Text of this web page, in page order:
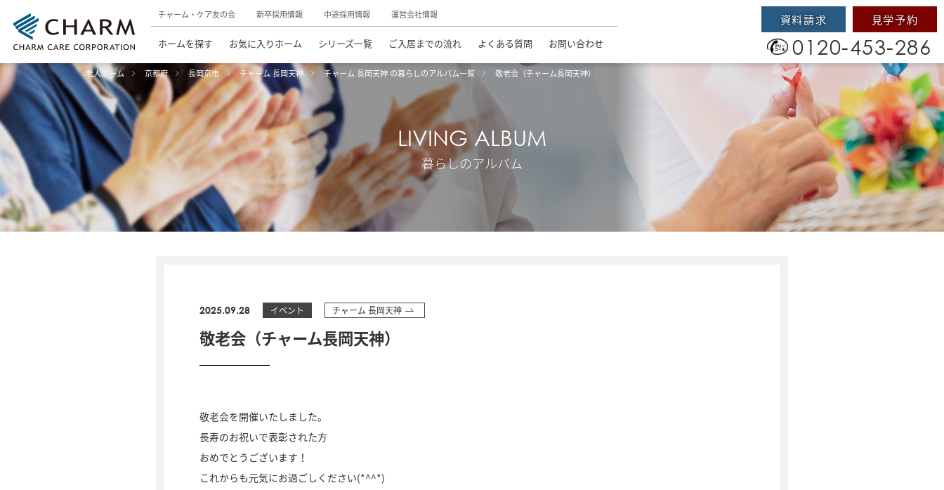
チャーム・ケア友の会 新卒採用情報 中途採用情報 運営会社情報
ホームを探す お気に入りホーム シリーズ一覧 ご入居までの流れ よくある質問 お問い合わせ
資料請求 見学予約
0120-453-286
老人ホーム 京都府 長岡京市 チャーム 長岡天神 チャーム 長岡天神 の暮らしのアルバム一覧 敬老会（チャーム長岡天神）
LIVING ALBUM
暮らしのアルバム
2025.09.28 イベント チャーム 長岡天神
敬老会（チャーム長岡天神）
敬老会を開催いたしました。
長寿のお祝いで表彰された方
おめでとうございます！
これからも元気にお過ごしください(*^^*)